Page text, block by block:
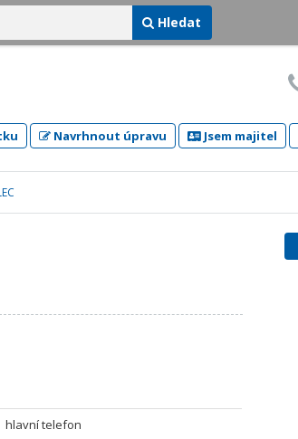
Hledat
Navrhnout úpravu Jsem majitel
hlavní telefon